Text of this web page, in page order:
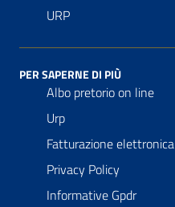
URP
PER SAPERNE DI PIÙ
Albo pretorio on line
Urp
Fatturazione elettronica
Privacy Policy
Informative Gpdr